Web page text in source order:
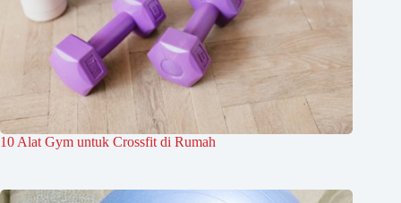
10 Alat Gym untuk Crossfit di Rumah